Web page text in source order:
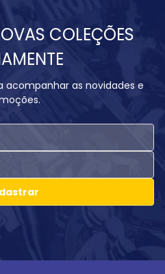
COLEÇÕES
acompanhar as novidades e